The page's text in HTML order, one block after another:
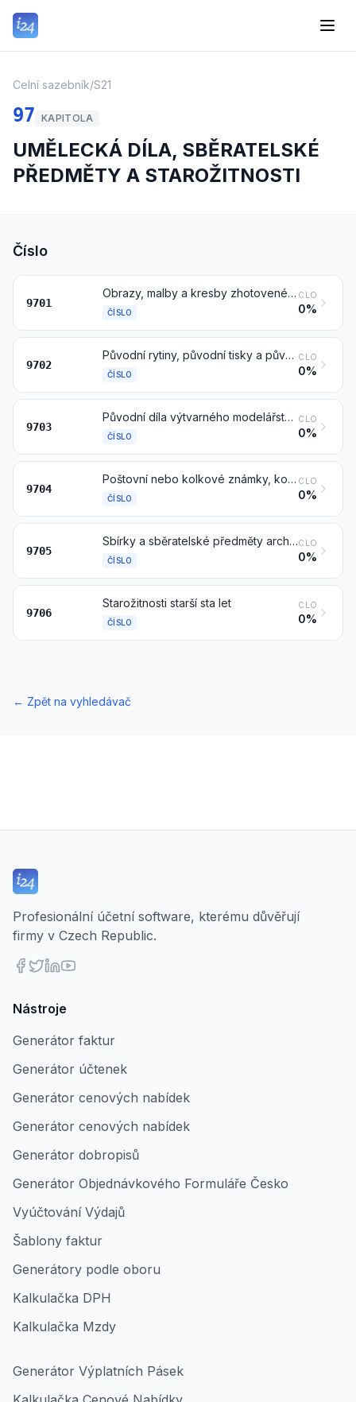
Celní sazebník/S21
97 KAPITOLA
UMĚLECKÁ DÍLA, SBĚRATELSKÉ
PŘEDMĚTY A STAROŽITNOSTI
Číslo
9701
Obrazy, malby a kresby zhotovené zcela ručně, jiné než výkresy čísla 4906 a jiné než ručně malované nebo ručně zdobené řemeslné výrobky; koláže, mozaiky a podobné obrázky
ČÍSLO
CLO
0%
9702
Původní rytiny, původní tisky a původní litografie
ČÍSLO
CLO
0%
9703
Původní díla výtvarného modelářství a původní sochařská díla, z jakýchkoliv materiálů
ČÍSLO
CLO
0%
9704
Poštovní nebo kolkové známky, kolky, otisky poštovních razítek, obálky prvního dne, poštovní celiny (papíry opatřené známkami) a podobné výrobky, použité nebo nepoužité, jiné než čísla 4907
ČÍSLO
CLO
0%
9705
Sbírky a sběratelské předměty archeologické, etnografické, historické, zoologické, botanické, mineralogické, anatomické, paleontologické nebo numismatické hodnoty
ČÍSLO
CLO
0%
9706
Starožitnosti starší sta let
ČÍSLO
CLO
0%
← Zpět na vyhledávač
Profesionální účetní software, kterému důvěřují
firmy v Czech Republic.
Nástroje
Generátor faktur
Generátor účtenek
Generátor cenových nabídek
Generátor cenových nabídek
Generátor dobropisů
Generátor Objednávkového Formuláře Česko
Vyúčtování Výdajů
Šablony faktur
Generátory podle oboru
Kalkulačka DPH
Kalkulačka Mzdy
Generátor Výplatních Pásek